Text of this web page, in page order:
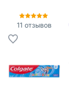
11 отзывов